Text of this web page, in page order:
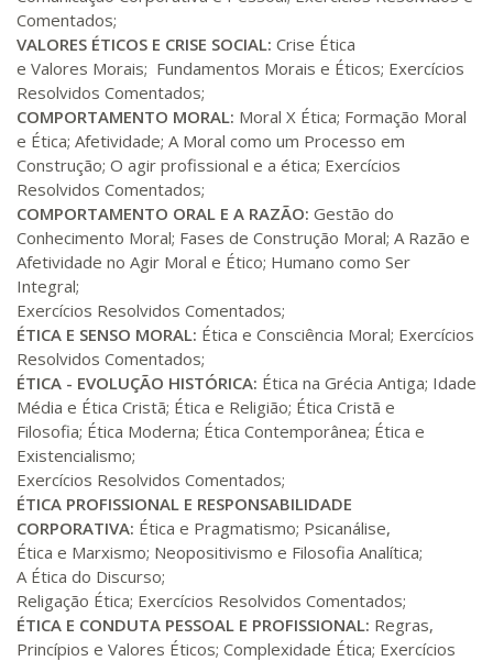
420 H 53dias 150dias
440 H 55dias
R$ 2.240,16
Comentados;
VALORES ÉTICOS E CRISE SOCIAL: Crise Ética
e Valores Morais; Fundamentos Morais e Éticos; Exercícios
Resolvidos Comentados;
COMPORTAMENTO MORAL: Moral X Ética; Formação Moral
e Ética; Afetividade; A Moral como um Processo em
Construção; O agir profissional e a ética; Exercícios
Resolvidos Comentados;
COMPORTAMENTO ORAL E A RAZÃO: Gestão do
Conhecimento Moral; Fases de Construção Moral; A Razão e
Afetividade no Agir Moral e Ético; Humano como Ser
Integral;
Exercícios Resolvidos Comentados;
ÉTICA E SENSO MORAL: Ética e Consciência Moral; Exercícios
Resolvidos Comentados;
ÉTICA - EVOLUÇÃO HISTÓRICA: Ética na Grécia Antiga; Idade
Média e Ética Cristã; Ética e Religião; Ética Cristã e
Filosofia; Ética Moderna; Ética Contemporânea; Ética e
Existencialismo;
Exercícios Resolvidos Comentados;
ÉTICA PROFISSIONAL E RESPONSABILIDADE
CORPORATIVA: Ética e Pragmatismo; Psicanálise,
Ética e Marxismo; Neopositivismo e Filosofia Analítica;
A Ética do Discurso;
Religação Ética; Exercícios Resolvidos Comentados;
ÉTICA E CONDUTA PESSOAL E PROFISSIONAL: Regras,
Princípios e Valores Éticos; Complexidade Ética; Exercícios